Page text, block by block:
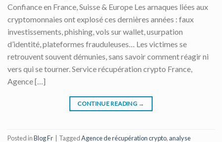
Confiance en France, Suisse & Europe Les arnaques liées aux
cryptomonnaies ont explosé ces dernières années : faux
investissements, phishing, vols sur wallet, usurpation
d’identité, plateformes frauduleuses… Les victimes se
retrouvent souvent démunies, sans savoir comment réagir ni
vers qui se tourner. Service récupération crypto France,
Agence […]
CONTINUE READING →
Posted inBlog Fr | TaggedAgence de récupération crypto, analyse